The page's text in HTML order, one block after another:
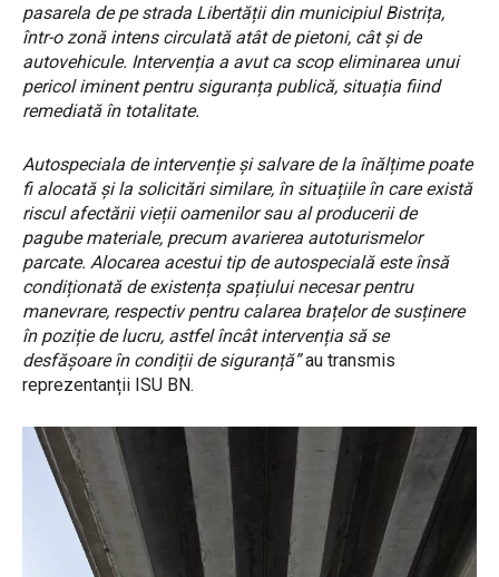
pasarela de pe strada Libertății din municipiul Bistrița,
într-o zonă intens circulată atât de pietoni, cât și de
autovehicule. Intervenția a avut ca scop eliminarea unui
pericol iminent pentru siguranța publică, situația fiind
remediată în totalitate.
Autospeciala de intervenție și salvare de la înălțime poate
fi alocată și la solicitări similare, în situațiile în care există
riscul afectării vieții oamenilor sau al producerii de
pagube materiale, precum avarierea autoturismelor
parcate. Alocarea acestui tip de autospecială este însă
condiționată de existența spațiului necesar pentru
manevrare, respectiv pentru calarea brațelor de susținere
în poziție de lucru, astfel încât intervenția să se
desfășoare în condiții de siguranță”au transmis
reprezentanții ISU BN.